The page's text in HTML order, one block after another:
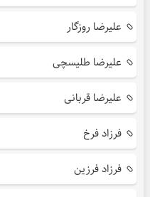
علیرضا روزگار
علیرضا طلیسچی
علیرضا قربانی
فرزاد فرخ
فرزاد فرزین